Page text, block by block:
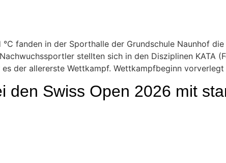
fanden in der Sporthalle der Grundschule Naunhof
stellten sich in den Disziplinen KATA
der allererste Wettkampf. Wettkampfbeginn
den Swiss Open 2026 mit